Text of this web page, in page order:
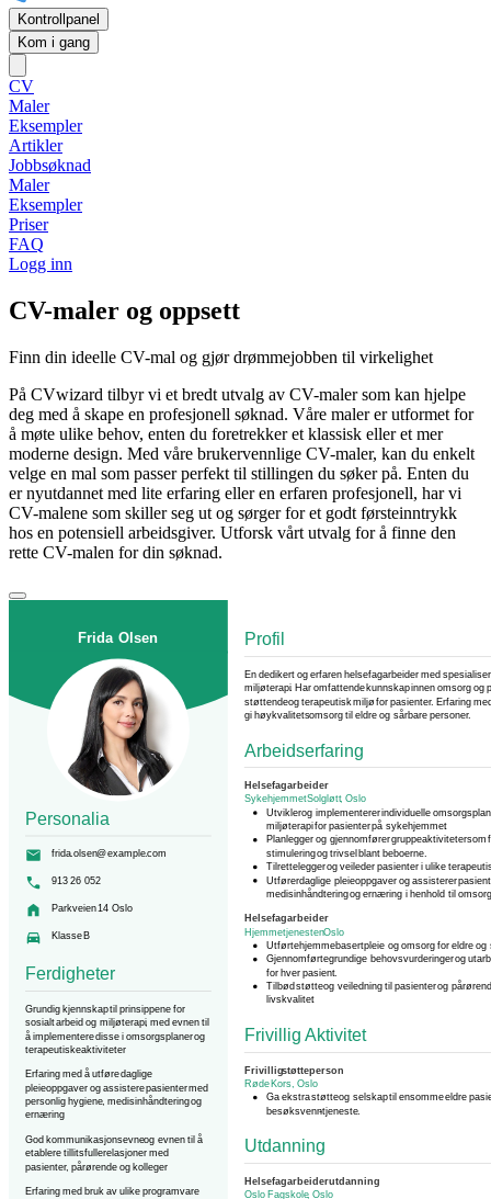
Kontrollpanel
Kom i gang
CV
Maler
Eksempler
Artikler
Jobbsøknad
Maler
Eksempler
Priser
FAQ
Logg inn
CV-maler og oppsett
Finn din ideelle CV-mal og gjør drømmejobben til virkelighet
På CVwizard tilbyr vi et bredt utvalg av CV-maler som kan hjelpe
deg med å skape en profesjonell søknad. Våre maler er utformet for
å møte ulike behov, enten du foretrekker et klassisk eller et mer
moderne design. Med våre brukervennlige CV-maler, kan du enkelt
velge en mal som passer perfekt til stillingen du søker på. Enten du
er nyutdannet med lite erfaring eller en erfaren profesjonell, har vi
CV-malene som skiller seg ut og sørger for et godt førsteinntrykk
hos en potensiell arbeidsgiver. Utforsk vårt utvalg for å finne den
rette CV-malen for din søknad.